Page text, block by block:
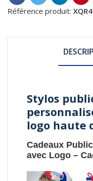
Référence produit:
Stylos
logo haute
Cadeaux
avec Logo –